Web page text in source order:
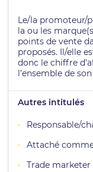
Le/la promoteur/
la ou les
points de vente
proposés. Il/elle
donc le chiffre
l’ensemble de
Autres intitulés
Responsable/
Attaché
Trade marketer